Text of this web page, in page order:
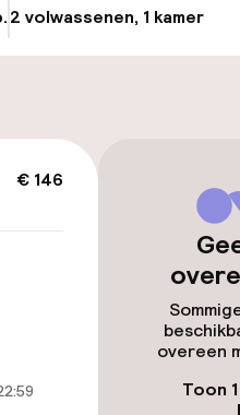
2 volwassenen, 1 kamer
€ 146
overeen
Toon